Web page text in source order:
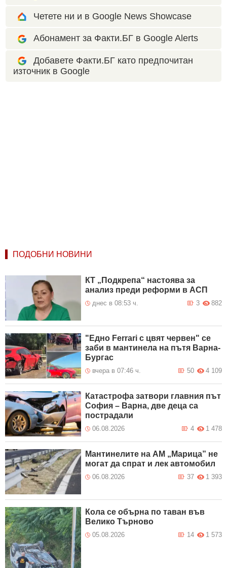
Четете ни и в Google News Showcase
Абонамент за Факти.БГ в Google Alerts
Добавете Факти.БГ като предпочитан
източник в Google
ПОДОБНИ НОВИНИ
КТ „Подкрепа“ настоява за
анализ преди реформи в АСП
днес в 08:53 ч. 882
3
"Едно Ferrari с цвят червен" се
заби в мантинела на пътя Варна-
Бургас
вчера в 07:46 ч. 4 109
50
Катастрофа затвори главния път
София – Варна, две деца са
пострадали
06.08.2026 1 478
4
Мантинелите на АМ „Марица” не
могат да спрат и лек автомобил
06.08.2026 1 393
37
Кола се обърна по таван във
Велико Търново
05.08.2026 1 573
14